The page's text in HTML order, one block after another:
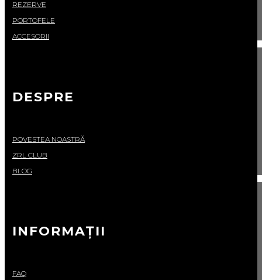
REZERVE
PORTOFELE
ACCESORII
DESPRE
POVESTEA NOASTRĂ
ZRL CLUB
BLOG
INFORMAȚII
FAQ